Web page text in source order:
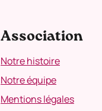
Association
Notre histoire
Notre équipe
Mentions légales